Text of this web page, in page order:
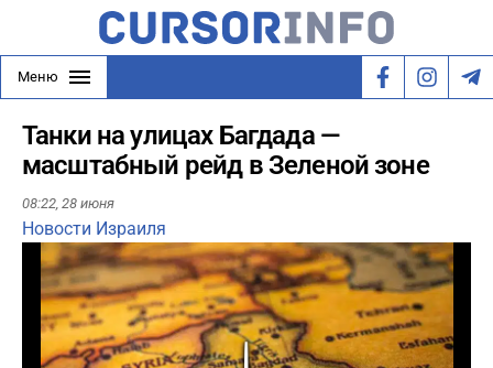
Меню
Танки на улицах Багдада —
масштабный рейд в Зеленой зоне
08:22, 28 июня
Новости Израиля